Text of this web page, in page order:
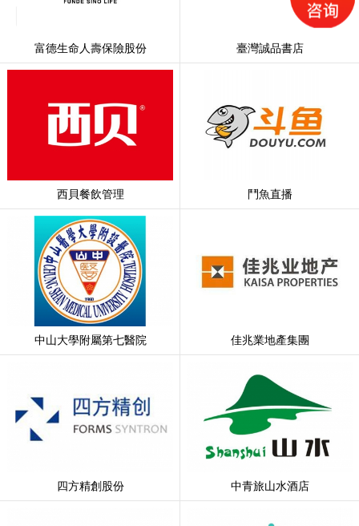
富德生命人壽保險股份 臺灣誠品書店
西貝餐飲管理 鬥魚直播
中山大學附屬第七醫院 佳兆業地產集團
四方精創股份 中青旅山水酒店